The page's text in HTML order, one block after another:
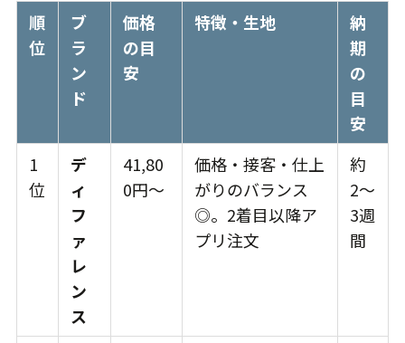
順
位
ブ
ラ
ン
ド
価格
の目
安
特徴・生地
納
期
の
目
安
1
位
デ
ィ
フ
ァ
レ
ン
ス
41,80
0円〜
価格・接客・仕上
がりのバランス
◎。2着目以降ア
プリ注文
約
2〜
3週
間